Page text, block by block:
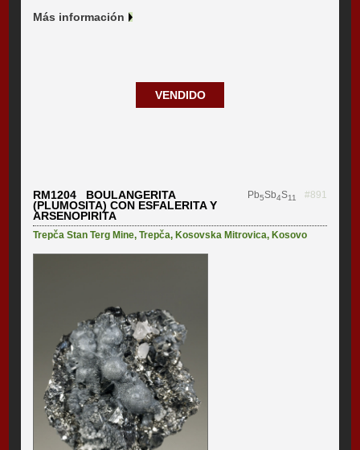
Más información
VENDIDO
RM1204 BOULANGERITA
(PLUMOSITA) CON ESFALERITA Y
ARSENOPIRITA
Pb5Sb4S11 #891
Trepča Stan Terg Mine,Trepča, Kosovska Mitrovica, Kosovo